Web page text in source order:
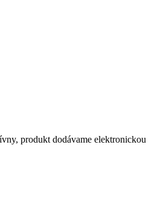
produkt dodávame elektronickou